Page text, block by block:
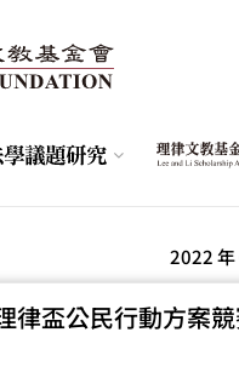
2022 年
律盃公民行動方案